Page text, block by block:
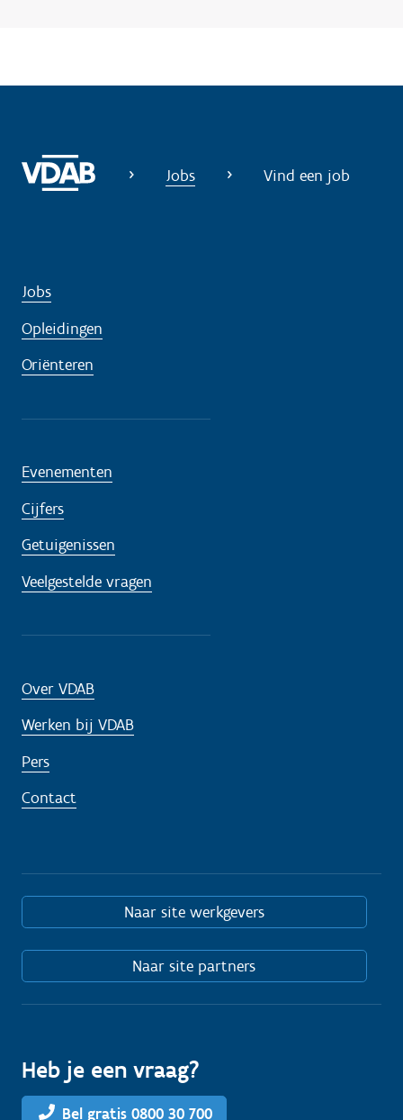
Jobs Vind een job
Jobs
Opleidingen
Oriënteren
Evenementen
Cijfers
Getuigenissen
Veelgestelde vragen
Over VDAB
Werken bij VDAB
Pers
Contact
Naar site werkgevers
Naar site partners
Heb je een vraag?
Bel gratis 0800 30 700